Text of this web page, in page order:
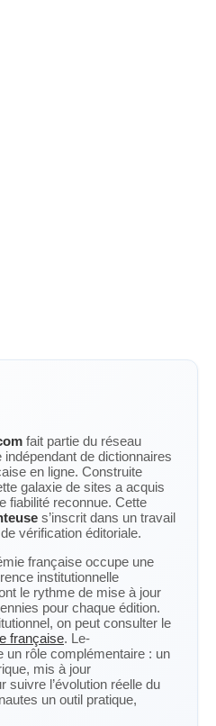
fait partie du réseau
indépendant de dictionnaires
en ligne. Construite
galaxie de sites a acquis
fiabilité reconnue. Cette
s’inscrit dans un travail
vérification éditoriale.
française occupe une
institutionnelle
le rythme de mise à jour
pour chaque édition.
on peut consulter le
française. Le-
un rôle complémentaire : un
mis à jour
suivre l’évolution réelle du
un outil pratique,